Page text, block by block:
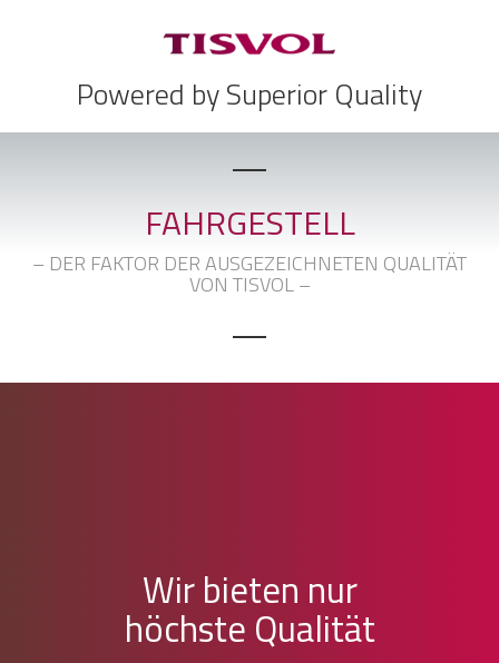
Powered by Superior Quality
FAHRGESTELL
– DER FAKTOR DER AUSGEZEICHNETEN QUALITÄT
VON TISVOL –
Wir bieten nur
höchste Qualität